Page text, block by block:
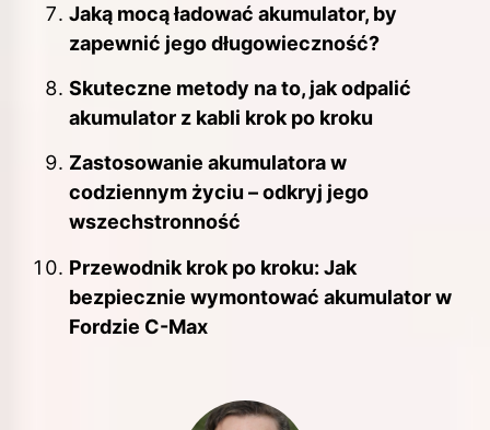
Jaką mocą ładować akumulator, by
zapewnić jego długowieczność?
Skuteczne metody na to, jak odpalić
akumulator z kabli krok po kroku
Zastosowanie akumulatora w
codziennym życiu – odkryj jego
wszechstronność
Przewodnik krok po kroku: Jak
bezpiecznie wymontować akumulator w
Fordzie C-Max